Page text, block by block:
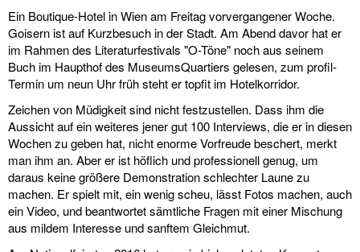
Ein Boutique-Hotel in Wien am Freitag vorvergangener Woche.
Goisern ist auf Kurzbesuch in der Stadt. Am Abend davor hat er
im Rahmen des Literaturfestivals "O-Töne" noch aus seinem
Buch im Haupthof des MuseumsQuartiers gelesen, zum profil-
Termin um neun Uhr früh steht er topfit im Hotelkorridor.
Zeichen von Müdigkeit sind nicht festzustellen. Dass ihm die
Aussicht auf ein weiteres jener gut 100 Interviews, die er in diesen
Wochen zu geben hat, nicht enorme Vorfreude beschert, merkt
man ihm an. Aber er ist höflich und professionell genug, um
daraus keine größere Demonstration schlechter Laune zu
machen. Er spielt mit, ein wenig scheu, lässt Fotos machen, auch
ein Video, und beantwortet sämtliche Fragen mit einer Mischung
aus mildem Interesse und sanftem Gleichmut.